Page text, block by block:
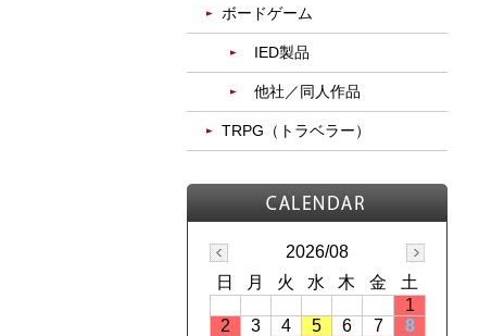
ボードゲーム
IED製品
他社／同人作品
TRPG（トラベラー）
2026/08
日
月 火 水 木 金
土
1
2
3 4 5 6 7
8